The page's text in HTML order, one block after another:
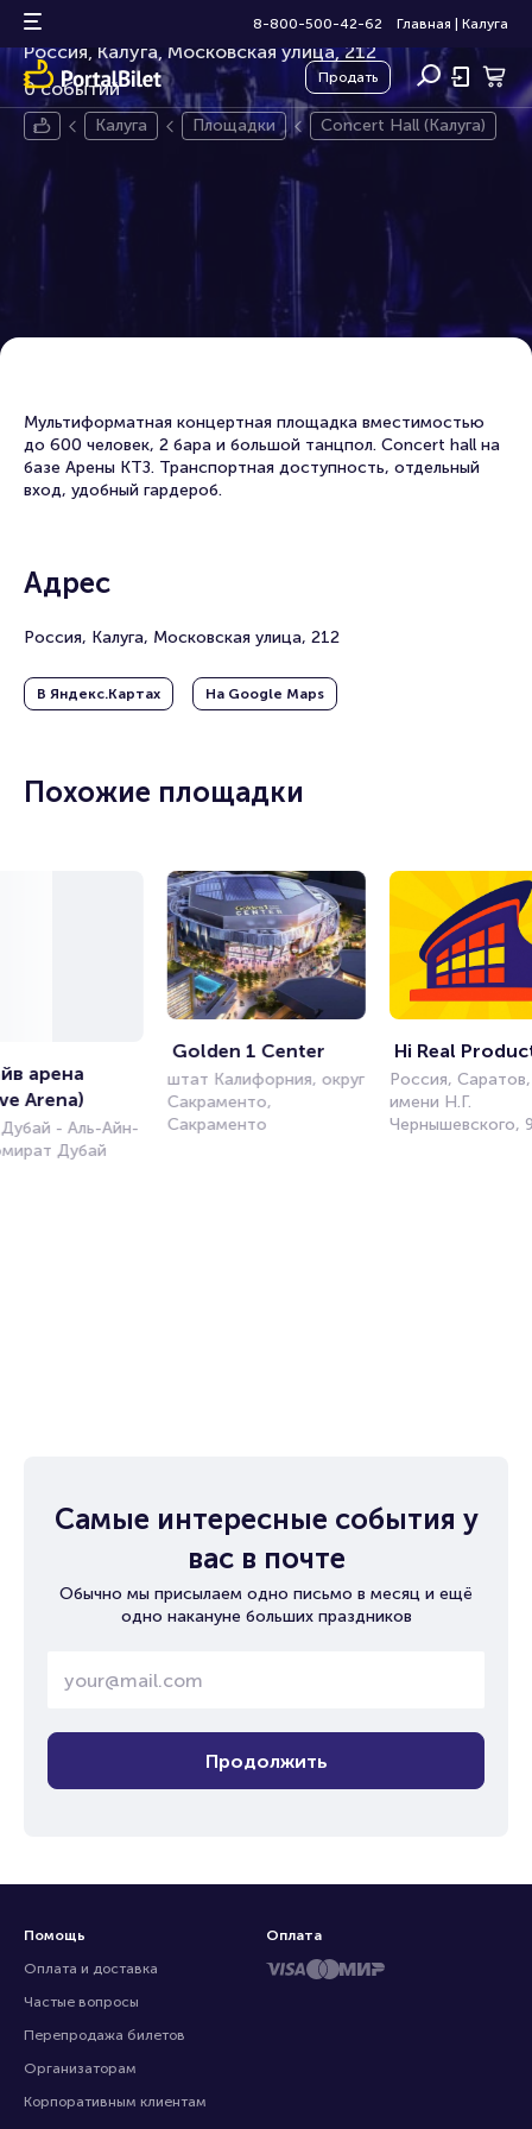
8-800-500-42-62 Главная Калуга
Продать
Concert Hall (Калуга)
Россия, Калуга, Московская улица, 212
0 событий
Калуга Площадки Concert Hall (Калуга)
Мультиформатная концертная площадка вместимостью
до 600 человек, 2 бара и большой танцпол. Concert hall на
базе Арены КТЗ. Транспортная доступность, отдельный
вход, удобный гардероб.
Адрес
Россия, Калуга, Московская улица, 212
В Яндекс.Картах На Google Maps
Похожие площадки
арена
Arena)
- Аль-Айн-
Дубай
штат Калифорния, округ
Сакраменто,
Сакраменто
Hi Real
Россия,
имени Н.Г.
Чернышевского,
Самые интересные события у
вас в почте
Обычно мы присылаем одно письмо в месяц и ещё
одно накануне больших праздников
Продолжить
Помощь
Оплата и доставка
Частые вопросы
Перепродажа билетов
Организаторам
Корпоративным клиентам
Оплата